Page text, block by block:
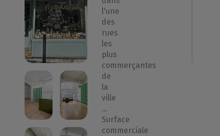
l'une
des
rues
les
plus
commerçantes
de
la
ville
…
Surface
commerciale